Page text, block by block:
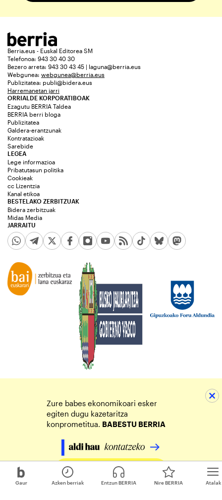
Gaur Atalak
Azken berriak Entzun BERRIA Nire BERRIA
Berria.eus - Euskal Editorea SM
Telefonoa: 943 30 40 30
Bezero arreta: 943 30 43 45 | laguna@berria.eus
Webgunea: webgunea@berria.eus
Publizitatea: publi@bidera.eus
Harremanetan jarri
ORRIALDE KORPORATIBOAK
Ezagutu BERRIA Taldea
BERRIA berri bloga
Publizitatea
Galdera-erantzunak
Kontratazioak
Sarebide
JARRAITU
LEGEA
Lege informazioa
Pribatutasun politika
Cookieak
cc Lizentzia
Kanal etikoa
BESTELAKO ZERBITZUAK
Bidera zerbitzuak
Midas Media
Zure babes ekonomikoari esker
egiten dugu kazetaritza
konprometitua. BABESTU BERRIA
Egin zure ekarpena